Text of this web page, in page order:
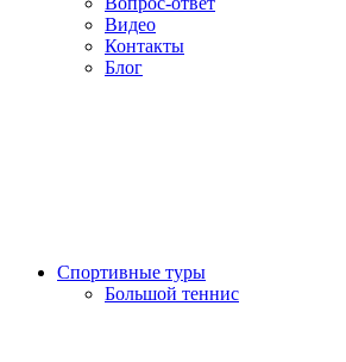
Видео
Контакты
Блог
Спортивные туры
Большой теннис